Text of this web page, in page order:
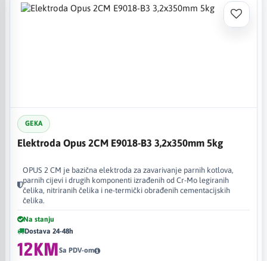
GEKA
Elektroda Opus 2CM E9018-B3 3,2x350mm 5kg
OPUS 2 CM je bazična elektroda za zavarivanje parnih kotlova,
parnih cijevi i drugih komponenti izrađenih od Cr-Mo legiranih
čelika, nitriranih čelika i ne-termički obrađenih cementacijskih
čelika.
Na stanju
Dostava 24-48h
12KMSa PDV-om